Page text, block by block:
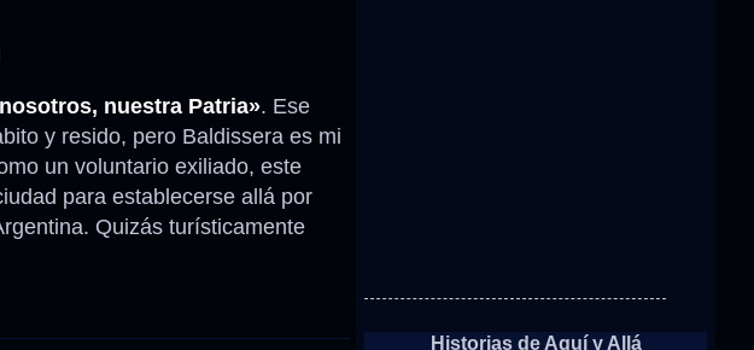
nuestra Patria». Ese
y resido, pero Baldissera es mi
un voluntario exiliado, este
para establecerse allá por
Quizás turísticamente
Historias de Aquí y Allá